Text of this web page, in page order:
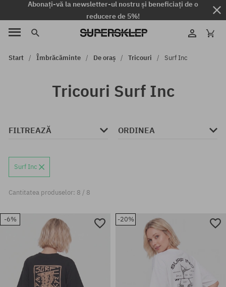
Abonați-vă la newsletter-ul nostru și beneficiați de o
reducere de 5%!
Start Îmbrăcăminte De oraș Tricouri Surf Inc
Tricouri Surf Inc
FILTREAZĂ ORDINEA
Surf Inc
Cantitatea produselor: 8 / 8
-6% -20%